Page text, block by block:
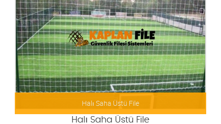
Halı Saha Üstü File
Halı Saha Üstü File